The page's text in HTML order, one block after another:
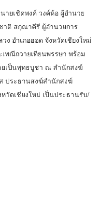
ายเชิดพงค์ วงค์ห้อ ผู้อำนวย
าติ สกุณาคีรี ผู้อำนวยการ
ง อำเภอฮอด จังหวัดเชียงใหม่
พณีถวายเทียนพรรษา พร้อม
ยเป็นพุทธบูชา ณ สำนักสงฆ์
ประธานสงฆ์สำนักสงฆ์
วัดเชียงใหม่ เป็นประธานรับ/